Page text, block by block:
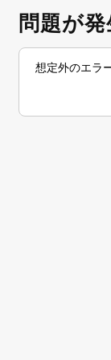
問題が
想定外のエラ